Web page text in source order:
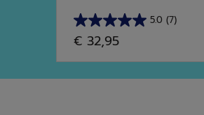
5.0 (7)
5.0
von
5
Sternen.
€ 32,95